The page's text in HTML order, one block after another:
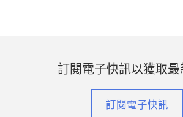
訂閱電子快訊以獲取
訂閱電子快訊